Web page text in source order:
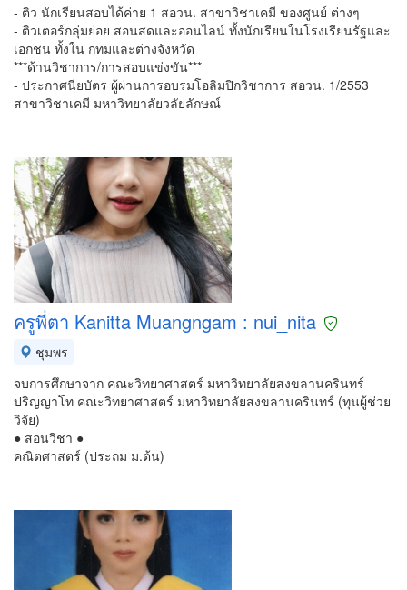
- ติว นักเรียนสอบได้ค่าย 1 สอวน. สาขาวิชาเคมี ของศูนย์ ต่างๆ
- ติวเตอร์กลุ่มย่อย สอนสดและออนไลน์ ทั้งนักเรียนในโรงเรียนรัฐและ
เอกชน ทั้งใน กทมและต่างจังหวัด
***ด้านวิชาการ/การสอบแข่งขัน***
- ประกาศนียบัตร ผู้ผ่านการอบรมโอลิมปิกวิชาการ สอวน. 1/2553
สาขาวิชาเคมี มหาวิทยาลัยวลัยลักษณ์
ครูพี่ตา Kanitta Muangngam : nui_nita
ชุมพร
จบการศึกษาจาก คณะวิทยาศาสตร์ มหาวิทยาลัยสงขลานครินทร์
ปริญญาโท คณะวิทยาศาสตร์ มหาวิทยาลัยสงขลานครินทร์ (ทุนผู้ช่วย
วิจัย)
● สอนวิชา ●
คณิตศาสตร์ (ประถม ม.ต้น)